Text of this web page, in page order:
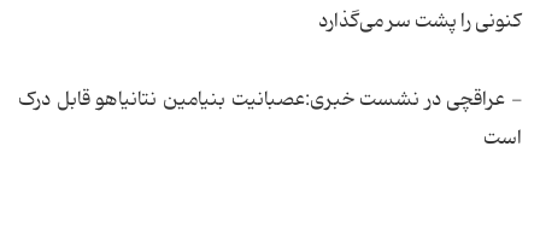
کنونی را پشت سر می‌گذارد
- عراقچی در نشست خبری:عصبانیت بنیامین نتانیاهو قابل درک
است